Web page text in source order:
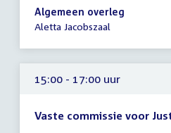
-
17:00
Algemeen overleg
Aletta Jacobszaal
15:00 - 17:00 uur
Vaste commissie voor